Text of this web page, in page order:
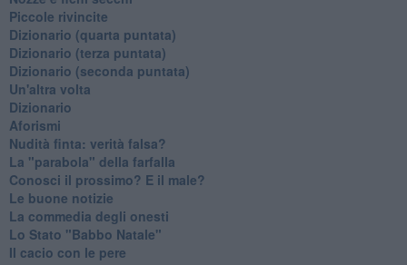
Piccole rivincite
​Dizionario (quarta puntata)
​Dizionario (terza puntata)
​Dizionario (seconda puntata)
Un'altra volta
Dizionario
Aforismi
Nudità finta: verità falsa?
La "parabola" della farfalla
Conosci il prossimo? E il male?
Le buone notizie
La commedia degli onesti
Lo Stato "Babbo Natale"
Il cacio con le pere